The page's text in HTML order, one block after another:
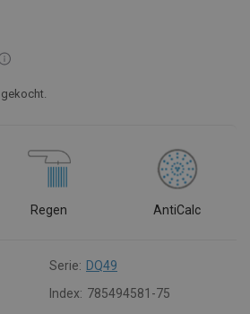
Regen AntiCalc
Serie: DQ49
Index: 785494581-75